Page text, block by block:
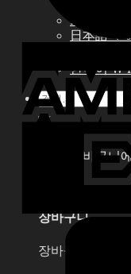
English €
日本語 ￥
한국어 ￦
검
색:
장바구니
장바구니
장바구니에 상품